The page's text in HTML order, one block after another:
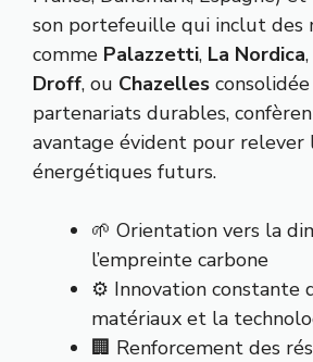
son portefeuille qui inclut des
comme Palazzetti, La Nordica,
Droff, ou Chazelles
partenariats durables,
avantage évident pour relever
énergétiques futurs.
🌱 Orientation vers la
l’empreinte carbone
⚙️ Innovation constante
matériaux et la
🏢 Renforcement des